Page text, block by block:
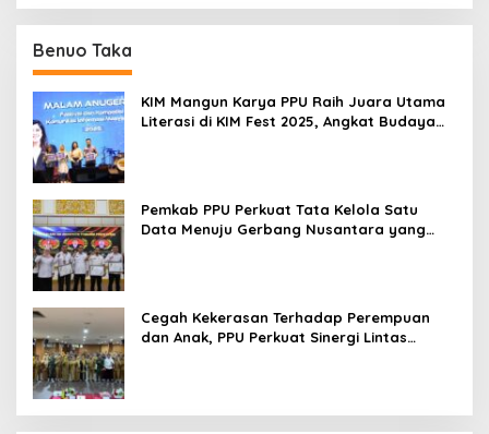
Benuo Taka
KIM Mangun Karya PPU Raih Juara Utama
Literasi di KIM Fest 2025, Angkat Budaya
Pemkab PPU Perkuat Tata Kelola Satu
Data Menuju Gerbang Nusantara yang
Cegah Kekerasan Terhadap Perempuan
dan Anak, PPU Perkuat Sinergi Lintas